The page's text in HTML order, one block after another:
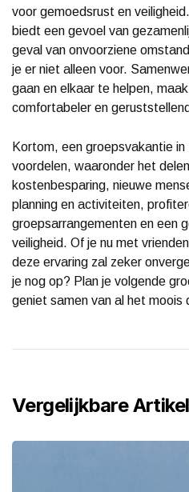
voor gemoedsrust en
biedt een gevoel van
geval van onvoorziene
je er niet alleen voor.
gaan en elkaar te helpen,
comfortabeler en
Kortom, een groepsvakantie
voordelen, waaronder het
kostenbesparing, nieuwe
planning en activiteiten,
groepsarrangementen en een
veiligheid. Of je nu met
deze ervaring zal zeker
je nog op? Plan je volgende
geniet samen van al het
Vergelijkbare